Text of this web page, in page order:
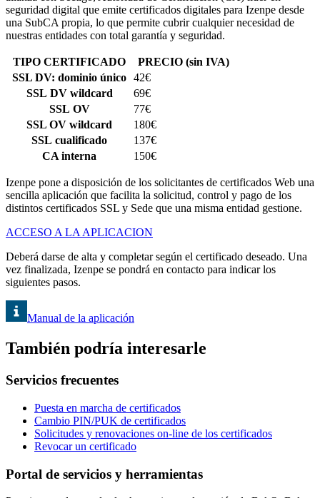
seguridad digital que emite certificados digitales para Izenpe desde
una SubCA propia, lo que permite cubrir cualquier necesidad de
nuestras entidades con total garantía y seguridad.
TIPO CERTIFICADO
PRECIO (sin IVA)
SSL DV: dominio único 42€
SSL DV wildcard
69€
SSL OV
77€
SSL OV wildcard
180€
SSL cualificado
137€
CA interna
150€
Izenpe pone a disposición de los solicitantes de certificados Web una
sencilla aplicación que facilita la solicitud, control y pago de los
distintos certificados SSL y Sede que una misma entidad gestione.
ACCESO A LA APLICACION
Deberá darse de alta y completar según el certificado deseado. Una
vez finalizada, Izenpe se pondrá en contacto para indicar los
siguientes pasos.
Manual de la aplicación
También podría interesarle
Servicios frecuentes
Puesta en marcha de certificados
Cambio PIN/PUK de certificados
Solicitudes y renovaciones on-line de los certificados
Revocar un certificado
Portal de servicios y herramientas